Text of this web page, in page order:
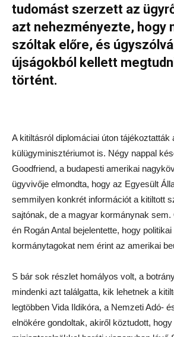
tudomást szerzett az
azt nehezményezte, hogy
szóltak előre, és
újságokból kellett
történt.
A kitiltásról diplomáciai úton tájékoztatták
külügyminisztériumot is. Négy nappal
Goodfriend, a budapesti amerikai
ügyvivője elmondta, hogy az Egyesült
semmilyen konkrét információt a kitiltott
sajtónak, de a magyar kormánynak sem.
én Rogán Antal bejelentette, hogy
kormánytagokat nem érint az amerikai
S bár sok részlet homályos volt, a
mindenki azt találgatta, kik lehetnek a
legtöbben Vida Ildikóra, a Nemzeti Adó-
elnökére gondoltak, akiről köztudott,